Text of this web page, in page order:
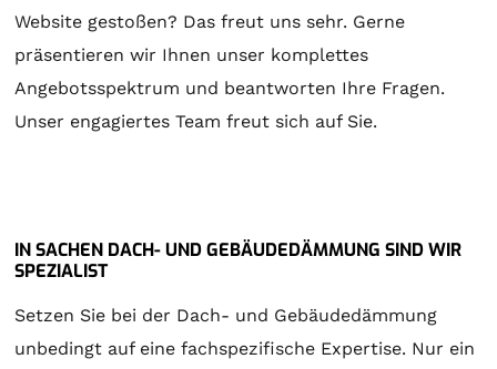
Website gestoßen? Das freut uns sehr. Gerne
präsentieren wir Ihnen unser komplettes
Angebotsspektrum und beantworten Ihre Fragen.
Unser engagiertes Team freut sich auf Sie.
IN SACHEN DACH- UND GEBÄUDEDÄMMUNG SIND WIR
SPEZIALIST
Setzen Sie bei der Dach- und Gebäudedämmung
unbedingt auf eine fachspezifische Expertise. Nur ein